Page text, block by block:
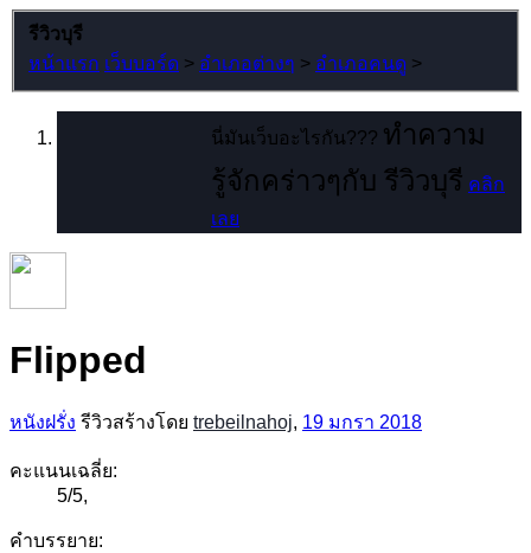
รีวิวบุรี
หน้าแรก เว็บบอร์ด > อำเภอต่างๆ > อำเภอคนดู >
นี่มันเว็บอะไรกัน??? ทำความ
รู้จักคร่าวๆกับ รีวิวบุรี คลิก
เลย
Flipped
หนังฝรั่ง รีวิวสร้างโดย trebeilnahoj, 19 มกรา 2018
คะแนนเฉลี่ย:
5/5,
คำบรรยาย: